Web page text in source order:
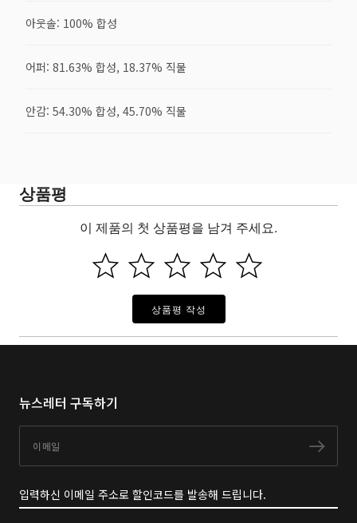
아웃솔: 100% 합성
어퍼: 81.63% 합성, 18.37% 직물
안감: 54.30% 합성, 45.70% 직물
상품평
이 제품의 첫 상품평을 남겨 주세요.
상품평 작성
뉴스레터 구독하기
구독
입력하신 이메일 주소로 할인코드를 발송해 드립니다.